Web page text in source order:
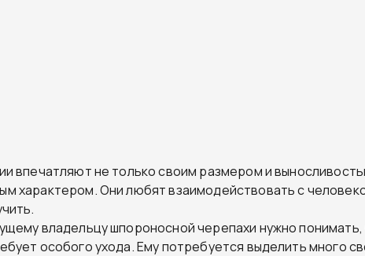
впечатляют не только своим размером и
характером. Они любят взаимодействовать с
владельцу шпороносной черепахи нужно понимать,
особого ухода. Ему потребуется выделить много